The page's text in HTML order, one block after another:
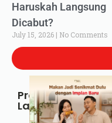
Haruskah Langsung
Dicabut?
July 15, 2026 No Comments
Promo
Lainnya